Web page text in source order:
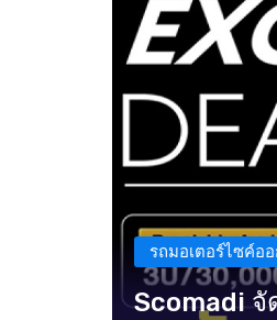
รถมอเตอร์ไซค์อ
Scomadi